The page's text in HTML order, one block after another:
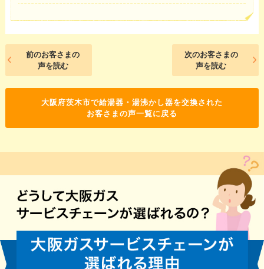
前のお客さまの
声を読む
次のお客さまの
声を読む
大阪府茨木市で給湯器・湯沸かし器を交換された
お客さまの声一覧に戻る